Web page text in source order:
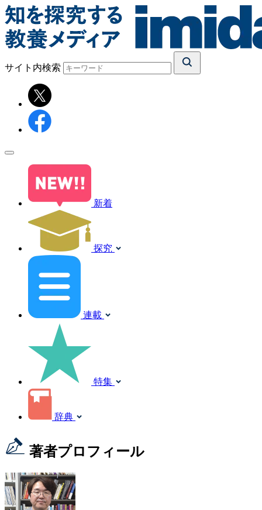
サイト内検索
新着
探究
連載
特集
辞典
著者プロフィール